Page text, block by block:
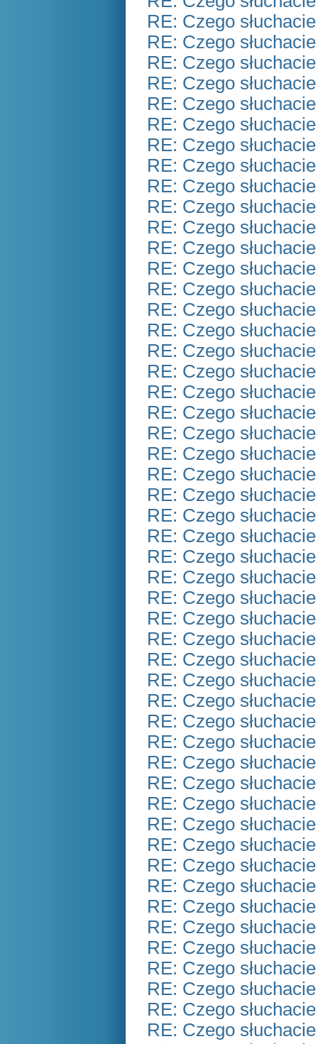
RE: Czego
RE: Czego
RE: Czego
RE: Czego
RE: Czego
RE: Czego
RE: Czego
RE: Czego
RE: Czego
RE: Czego
RE: Czego
RE: Czego
RE: Czego
RE: Czego
RE: Czego
RE: Czego
RE: Czego
RE: Czego
RE: Czego
RE: Czego
RE: Czego
RE: Czego
RE: Czego
RE: Czego
RE: Czego
RE: Czego
RE: Czego
RE: Czego
RE: Czego
RE: Czego
RE: Czego
RE: Czego
RE: Czego
RE: Czego
RE: Czego
RE: Czego
RE: Czego
RE: Czego
RE: Czego
RE: Czego
RE: Czego
RE: Czego
RE: Czego
RE: Czego
RE: Czego
RE: Czego
RE: Czego
RE: Czego
RE: Czego
RE: Czego